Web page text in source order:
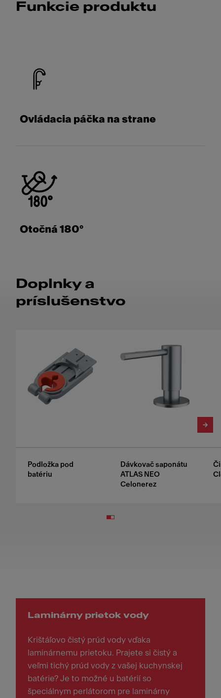
Funkcie produktu
Ovládacia páčka na strane
Otočná 180°
Doplnky a
príslušenstvo
Podložka pod
batériu
Dávkovač saponátu
ATLAS NEO
Celonerez
Laminárny prietok vody
Krištáľovo čistý prúd vody vďaka
laminárnemu prietoku. Prajete si čistý a
veľmi tichý prúd vody z vašej kuchynskej
batérie? Je to možné u batérií so
špeciálnym perlátorom pre laminárny